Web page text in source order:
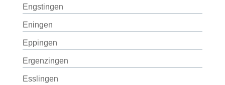
Engstingen
Eningen
Eppingen
Ergenzingen
Esslingen